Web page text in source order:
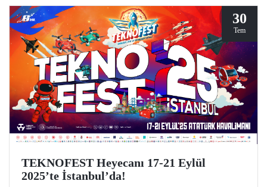
30
Tem
TEKNOFEST Heyecanı 17-21 Eylül
2025’te İstanbul’da!